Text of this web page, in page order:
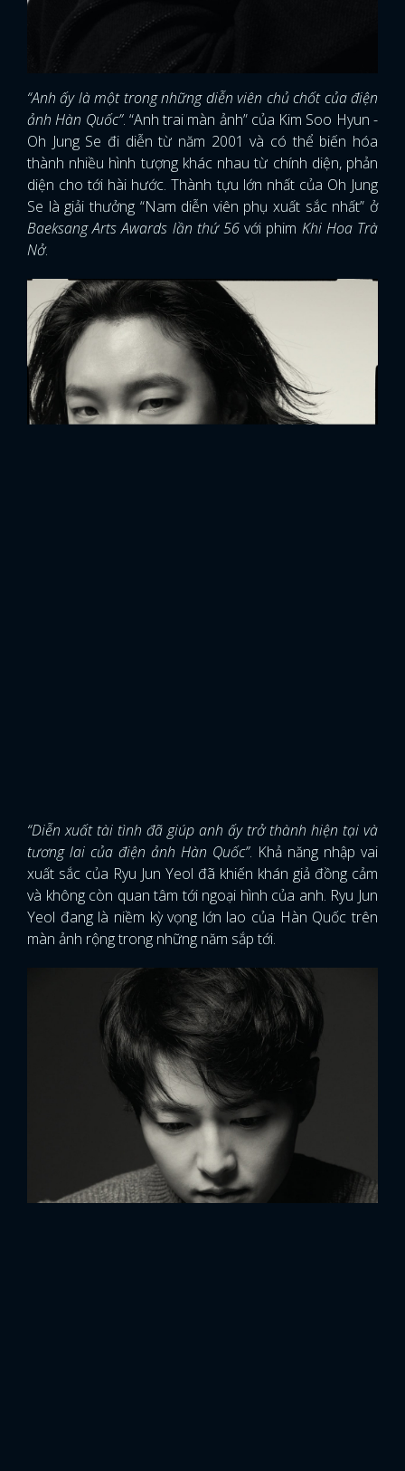
“Anh ấy là một trong những diễn viên chủ chốt của điện
ảnh Hàn Quốc”. “Anh trai màn ảnh” của Kim Soo Hyun -
Oh Jung Se đi diễn từ năm 2001 và có thể biến hóa
thành nhiều hình tượng khác nhau từ chính diện, phản
diện cho tới hài hước. Thành tựu lớn nhất của Oh Jung
Se là giải thưởng “Nam diễn viên phụ xuất sắc nhất” ở
Baeksang Arts Awards lần thứ 56 với phim Khi Hoa Trà
Nở.
“Diễn xuất tài tình đã giúp anh ấy trở thành hiện tại và
tương lai của điện ảnh Hàn Quốc”. Khả năng nhập vai
xuất sắc của Ryu Jun Yeol đã khiến khán giả đồng cảm
và không còn quan tâm tới ngoại hình của anh. Ryu Jun
Yeol đang là niềm kỳ vọng lớn lao của Hàn Quốc trên
màn ảnh rộng trong những năm sắp tới.